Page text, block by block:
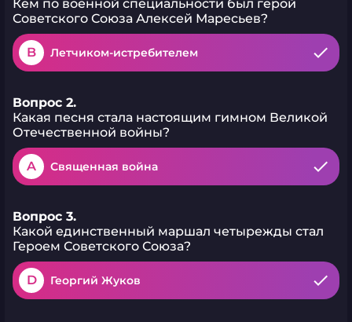
Кем по военной специальности был герой
Советского Союза Алексей Маресьев?
B Летчиком-истребителем
Вопрос 2.
Какая песня стала настоящим гимном Великой
Отечественной войны?
A Священная война
Вопрос 3.
Какой единственный маршал четырежды стал
Героем Советского Союза?
D Георгий Жуков